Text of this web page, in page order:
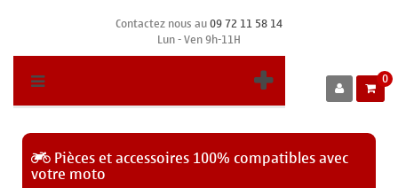
Contactez nous au09 72 11 58 14
Lun - Ven 9h-11H
0
Pièces et accessoires 100% compatibles avec
votre moto